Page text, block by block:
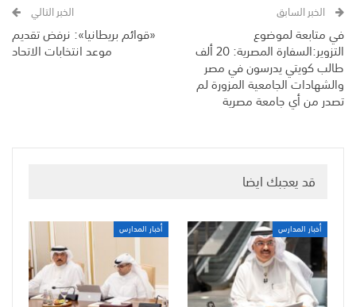
الخبر السابق
في متابعة لموضوع
التزوير:السفارة المصرية: 20 ألف
طالب كويتي يدرسون في مصر
والشهادات الجامعية المزورة لم
تصدر من أي جامعة مصرية
الخبر التالي
«قوائم بريطانيا»: نرفض تقديم
موعد انتخابات الاتحاد
قد يعجبك ايضا
أخبار المدارس أخبار المدارس